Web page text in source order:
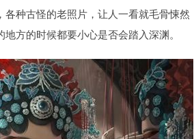
种古怪的老照片，让人一看就毛骨悚然
方的时候都要小心是否会踏入深渊。